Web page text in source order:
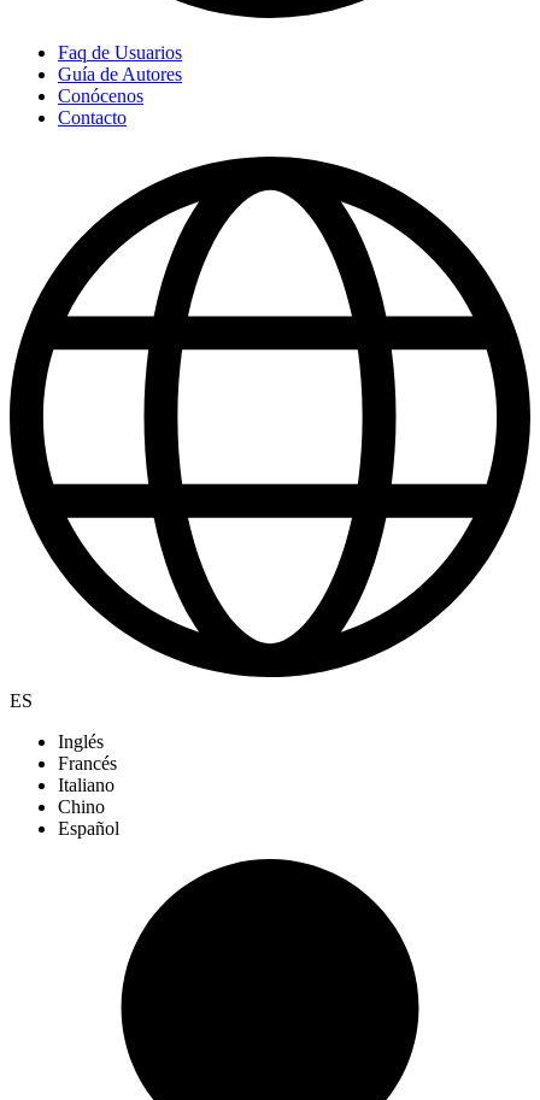
Faq de Usuarios
Guía de Autores
Conócenos
Contacto
ES
Inglés
Francés
Italiano
Chino
Español